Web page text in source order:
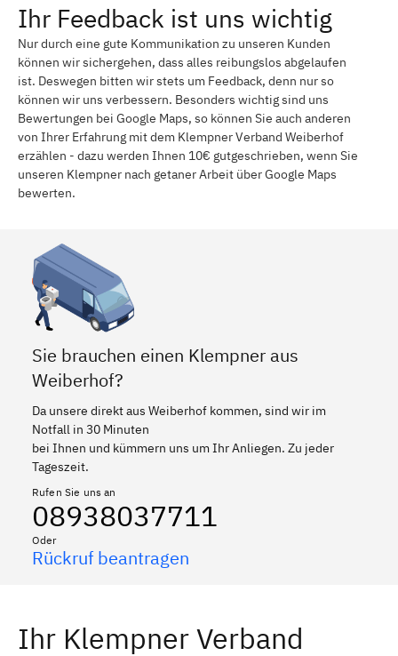
Ihr Feedback ist uns wichtig
Nur durch eine gute Kommunikation zu unseren Kunden
können wir sichergehen, dass alles reibungslos abgelaufen
ist. Deswegen bitten wir stets um Feedback, denn nur so
können wir uns verbessern. Besonders wichtig sind uns
Bewertungen bei Google Maps, so können Sie auch anderen
von Ihrer Erfahrung mit dem Klempner Verband Weiberhof
erzählen - dazu werden Ihnen 10€ gutgeschrieben, wenn Sie
unseren Klempner nach getaner Arbeit über Google Maps
bewerten.
Sie brauchen einen Klempner aus
Weiberhof?
Da unsere direkt aus Weiberhof kommen, sind wir im
Notfall in 30 Minuten
bei Ihnen und kümmern uns um Ihr Anliegen. Zu jeder
Tageszeit.
Rufen Sie uns an
08938037711
Oder
Rückruf beantragen
Ihr Klempner Verband